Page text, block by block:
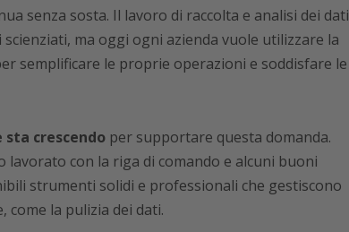
senza sosta. Il lavoro di raccolta e analisi dei dati
ma oggi ogni azienda vuole utilizzare la
semplificare le proprie operazioni e soddisfare le
crescendoper supportare questa domanda.
lavorato con la riga di comando e alcuni buoni
strumenti solidi e professionali che gestiscono
come la pulizia dei dati.